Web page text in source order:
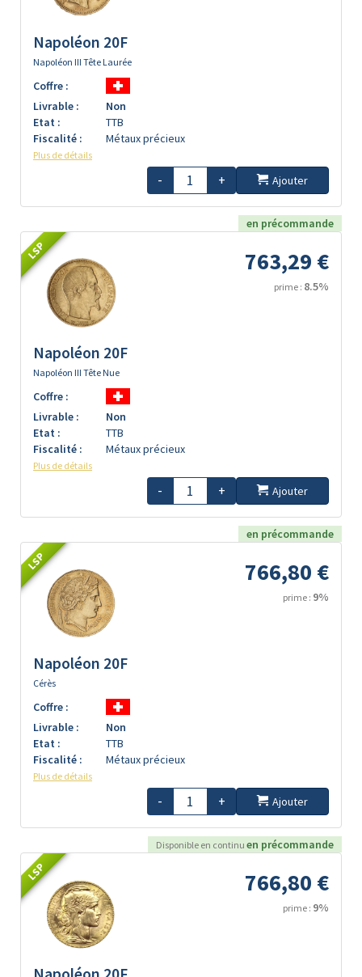
Napoléon 20F
Napoléon III Tête Laurée
Coffre :
Livrable :
Non
Etat :
TTB
Fiscalité :
Métaux précieux
Plus de détails
- + Ajouter
en précommande
LSP 763,29 €
prime : 8.5%
Napoléon 20F
Napoléon III Tête Nue
Coffre :
Livrable :
Non
Etat :
TTB
Fiscalité :
Métaux précieux
Plus de détails
- + Ajouter
en précommande
LSP 766,80 €
prime : 9%
Napoléon 20F
Cérès
Coffre :
Livrable :
Non
Etat :
TTB
Fiscalité :
Métaux précieux
Plus de détails
- + Ajouter
Disponible en continu en précommande
LSP 766,80 €
prime : 9%